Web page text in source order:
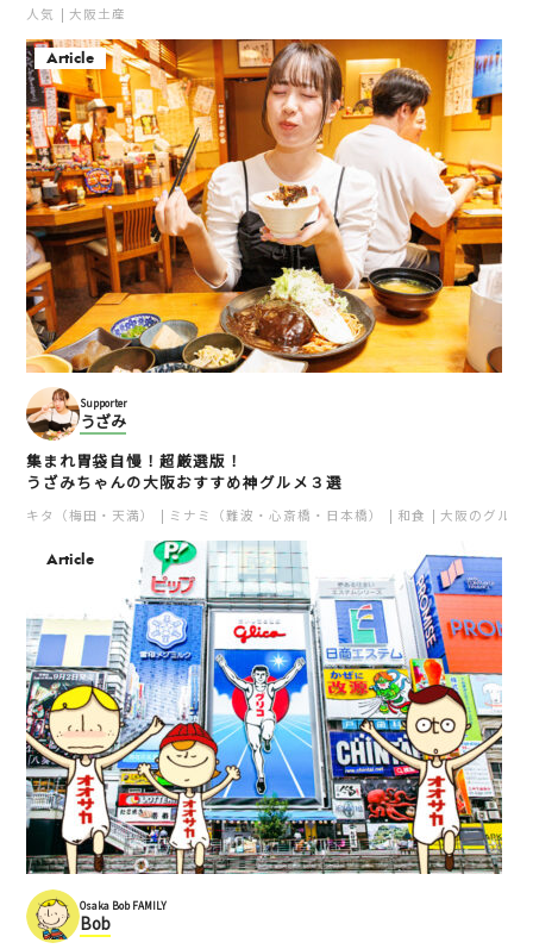
人気 大阪土産
Article
Supporter
うざみ
集まれ胃袋自慢！超厳選版！
うざみちゃんの大阪おすすめ神グルメ３選
キタ（梅田・天満） ミナミ（難波・心斎橋・日本橋） 和食 大阪のグルメ
Article
Osaka Bob FAMILY
Bob